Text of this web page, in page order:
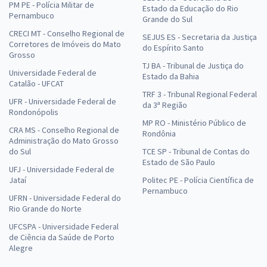
PM PE - Polícia Militar de
Pernambuco
CRECI MT - Conselho Regional de
Corretores de Imóveis do Mato
Grosso
Universidade Federal de
Catalão - UFCAT
UFR - Universidade Federal de
Rondonópolis
CRA MS - Conselho Regional de
Administração do Mato Grosso
do Sul
UFJ - Universidade Federal de
Jataí
UFRN - Universidade Federal do
Rio Grande do Norte
UFCSPA - Universidade Federal
de Ciência da Saúde de Porto
Alegre
Estado da Educação do Rio
Grande do Sul
SEJUS ES - Secretaria da Justiça
do Espírito Santo
TJ BA - Tribunal de Justiça do
Estado da Bahia
TRF 3 - Tribunal Regional Federal
da 3ª Região
MP RO - Ministério Público de
Rondônia
TCE SP - Tribunal de Contas do
Estado de São Paulo
Politec PE - Polícia Científica de
Pernambuco